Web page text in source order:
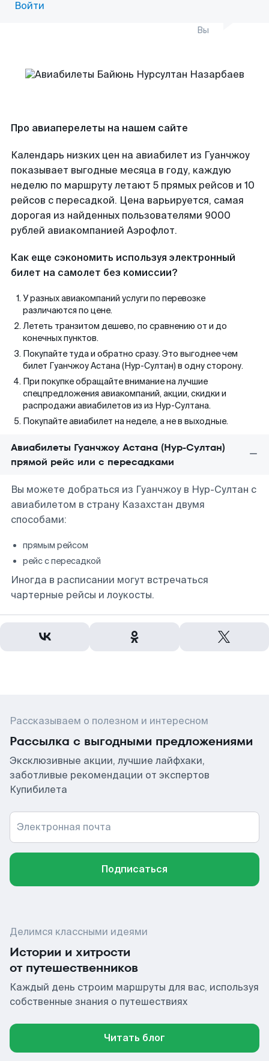
Войти
Вы
Про авиаперелеты на нашем сайте
Календарь низких цен на авиабилет из Гуанчжоу
показывает выгодные месяца в году, каждую
неделю по маршруту летают 5 прямых рейсов и 10
рейсов с пересадкой. Цена варьируется, самая
дорогая из найденных пользователями 9000
рублей авиакомпанией Аэрофлот.
Как еще сэкономить используя электронный
билет на самолет без комиссии?
У разных авиакомпаний услуги по перевозке
различаются по цене.
Лететь транзитом дешево, по сравнению от и до
конечных пунктов.
Покупайте туда и обратно сразу. Это выгоднее чем
билет Гуанчжоу Астана (Нур-Султан) в одну сторону.
При покупке обращайте внимание на лучшие
спецпредложения авиакомпаний, акции, скидки и
распродажи авиабилетов из из Нур-Султана.
Покупайте авиабилет на неделе, а не в выходные.
Авиабилеты Гуанчжоу Астана (Нур-Султан)
прямой рейс или с пересадками
Вы можете добраться из Гуанчжоу в Нур-Султан с
авиабилетом в страну Казахстан двумя
способами:
прямым рейсом
рейс с пересадкой
Иногда в расписании могут встречаться
чартерные рейсы и лоукосты.
Рассказываем о полезном и интересном
Рассылка с выгодными предложениями
Эксклюзивные акции, лучшие лайфхаки,
заботливые рекомендации от экспертов
Купибилета
Электронная почта
Подписаться
Делимся классными идеями
Истории и хитрости
от путешественников
Каждый день строим маршруты для вас, используя
собственные знания о путешествиях
Читать блог